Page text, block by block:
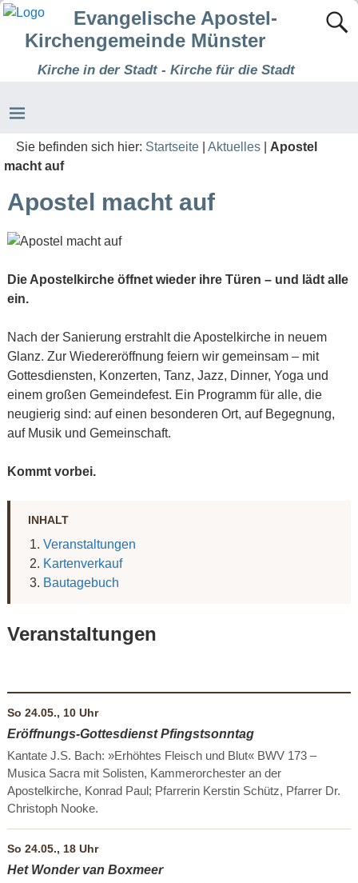
Evangelische Apostel-
Kirchengemeinde Münster
Kirche in der Stadt - Kirche für die Stadt
Sie befinden sich hier: Startseite Aktuelles
Apostel
macht auf
Apostel macht auf
Die Apostelkirche öffnet wieder ihre Türen – und lädt alle
ein.
Nach der Sanierung erstrahlt die Apostelkirche in neuem
Glanz. Zur Wiedereröffnung feiern wir gemeinsam – mit
Gottesdiensten, Konzerten, Tanz, Jazz, Dinner, Yoga und
einem großen Gemeindefest. Ein Programm für alle, die
neugierig sind: auf einen besonderen Ort, auf Begegnung,
auf Musik und Gemeinschaft.
Kommt vorbei.
INHALT
Veranstaltungen
Kartenverkauf
Bautagebuch
Veranstaltungen
So 24.05., 10 Uhr
Eröffnungs-Gottesdienst Pfingstsonntag
Kantate J.S. Bach: »Erhöhtes Fleisch und Blut« BWV 173 –
Musica Sacra mit Solisten, Kammerorchester an der
Apostelkirche, Konrad Paul; Pfarrerin Kerstin Schütz, Pfarrer Dr.
Christoph Nooke.
So 24.05., 18 Uhr
Het Wonder van Boxmeer